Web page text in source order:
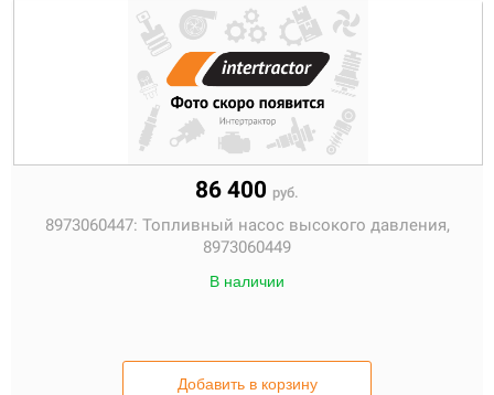
86 400 руб.
8973060447: Топливный насос высокого давления,
8973060449
В наличии
Добавить в корзину